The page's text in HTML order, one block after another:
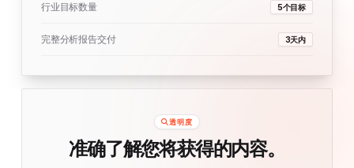
行业目标数量 5个目标
完整分析报告交付 3天内
透明度
准确了解您将获得的内容。